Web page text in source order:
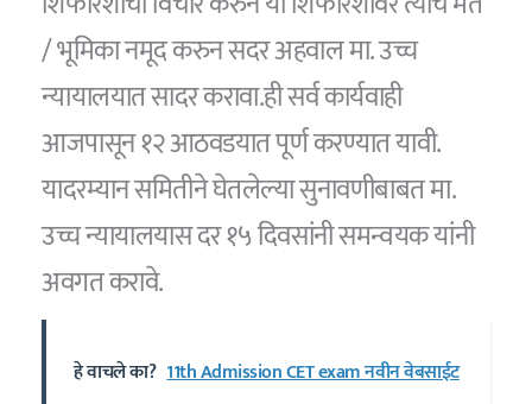
/ भूमिका नमूद करुन सदर अहवाल मा. उच्च
न्यायालयात सादर करावा.ही सर्व कार्यवाही
आजपासून १२ आठवडयात पूर्ण करण्यात यावी.
यादरम्यान समितीने घेतलेल्या सुनावणीबाबत मा.
उच्च न्यायालयास दर १५ दिवसांनी समन्वयक यांनी
अवगत करावे.
हे वाचले का? 11th Admission CET exam नवीन वेबसाईट